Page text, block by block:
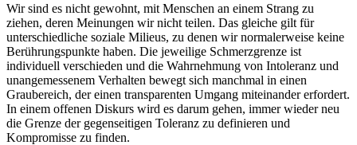
Wir sind es nicht gewohnt, mit Menschen an einem Strang zu
ziehen, deren Meinungen wir nicht teilen. Das gleiche gilt für
unterschiedliche soziale Milieus, zu denen wir normalerweise keine
Berührungspunkte haben. Die jeweilige Schmerzgrenze ist
individuell verschieden und die Wahrnehmung von Intoleranz und
unangemessenem Verhalten bewegt sich manchmal in einen
Graubereich, der einen transparenten Umgang miteinander erfordert.
In einem offenen Diskurs wird es darum gehen, immer wieder neu
die Grenze der gegenseitigen Toleranz zu definieren und
Kompromisse zu finden.